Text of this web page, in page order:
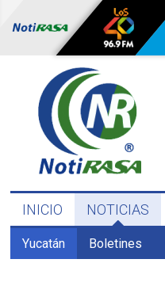
INICIO NOTICIAS
Yucatán Boletines